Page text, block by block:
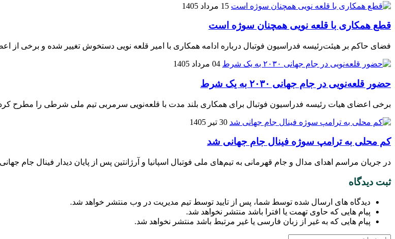
15 مرداد 1405
قطع همکاری با قلعه نویی همچنان سوژه است
فضای حاکم بر هیئت‌رئیسه فدراسیون فوتبال درباره ادامه همکاری با امیر قلعه‌ نویی دستخوش تغییر شده و برخی از
04 مرداد 1405
حضور قلعه‌نویی در جام جهانی ۲۰۳۰ به یک شرط
برخی اعضای هیات رئیسه فدراسیون فوتبال برای همکاری بلند مدت با قلعه‌نویی سرمربی تیم ملی شرطی را مطرح
30 تیر 1405
کم محلی به ترامپ سوژه فینال جام جهانی شد
در جریان مراسم اهدای مدال و جام قهرمانی به تیم‌های ملی فوتبال اسپانیا و آرژانتین پس از پایان دیدار فینال جام جهانی ۲۰۲۶، برخی از بازیکنان دو تیم برخورد سردی با ترامپ داشتند.
ثبت دیدگاه
دیدگاه های ارسال شده توسط شما، پس از تایید توسط تیم مدیریت در وب منتشر خواهد شد.
پیام هایی که حاوی تهمت یا افترا باشد منتشر نخواهد شد.
پیام هایی که به غیر از زبان فارسی یا غیر مرتبط باشد منتشر نخواهد شد.